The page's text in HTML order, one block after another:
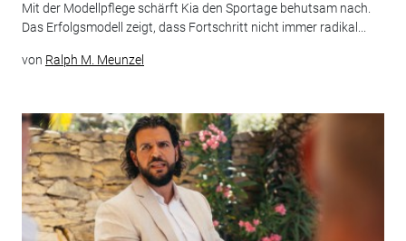
Mit der Modellpflege schärft Kia den Sportage behutsam nach.
Das Erfolgsmodell zeigt, dass Fortschritt nicht immer radikal...
von Ralph M. Meunzel